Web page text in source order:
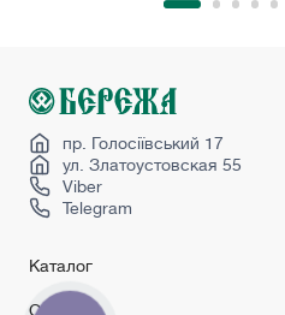
пр. Голосіївський 17
ул. Златоустовская 55
Viber
Telegram
Каталог
Сервис